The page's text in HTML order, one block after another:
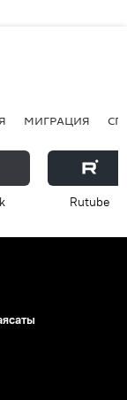
МИГРАЦИЯ
Rutube